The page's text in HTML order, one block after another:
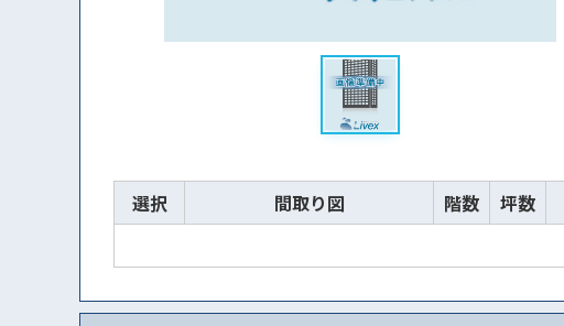
選択 間取り図 階数 坪数